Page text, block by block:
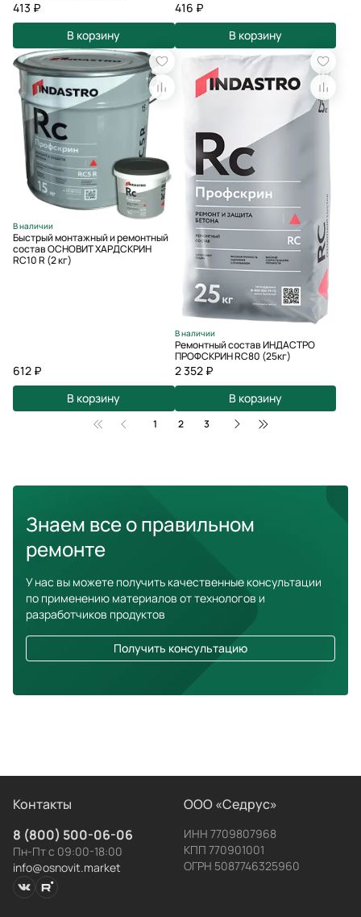
413 ₽
В корзину
416 ₽
В корзину
В наличии
Быстрый монтажный и ремонтный
состав ОСНОВИТ ХАРДСКРИН
RC10 R (2 кг)
612 ₽
В корзину
В наличии
Ремонтный состав ИНДАСТРО
ПРОФСКРИН RC80 (25кг)
2 352 ₽
В корзину
1 2 3
Знаем все о правильном
ремонте
У нас вы можете получить качественные консультации
по применению материалов от технологов и
разработчиков продуктов
Получить консультацию
Контакты
8 (800) 500-06-06
Пн-Пт с 09:00-18:00
info@osnovit.market
ООО «Седрус»
ИНН 7709807968
КПП 770901001
ОГРН 5087746325960